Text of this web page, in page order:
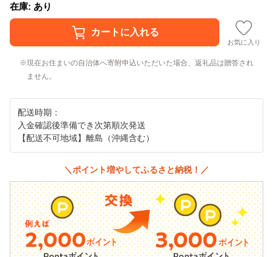
在庫: あり
お気に入り
現在お住まいの自治体へ寄附申込いただいた場合、返礼品は贈答され
ません。
配送時期：
入金確認後準備でき次第順次発送
【配送不可地域】離島（沖縄含む）
＼ポイント増やしてふるさと納税！／